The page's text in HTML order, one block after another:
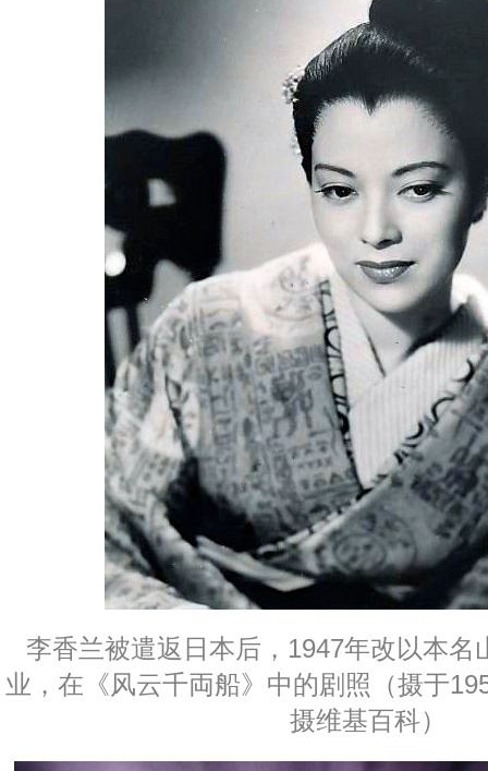
李香兰被遣返日本后，1947年改以本名
业，在《风云千両船》中的剧照（摄于
摄维基百科）